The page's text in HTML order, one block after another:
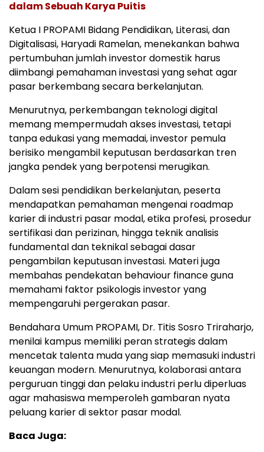
dalam Sebuah Karya Puitis
Ketua I PROPAMI Bidang Pendidikan, Literasi, dan
Digitalisasi, Haryadi Ramelan, menekankan bahwa
pertumbuhan jumlah investor domestik harus
diimbangi pemahaman investasi yang sehat agar
pasar berkembang secara berkelanjutan.
Menurutnya, perkembangan teknologi digital
memang mempermudah akses investasi, tetapi
tanpa edukasi yang memadai, investor pemula
berisiko mengambil keputusan berdasarkan tren
jangka pendek yang berpotensi merugikan.
Dalam sesi pendidikan berkelanjutan, peserta
mendapatkan pemahaman mengenai roadmap
karier di industri pasar modal, etika profesi, prosedur
sertifikasi dan perizinan, hingga teknik analisis
fundamental dan teknikal sebagai dasar
pengambilan keputusan investasi. Materi juga
membahas pendekatan behaviour finance guna
memahami faktor psikologis investor yang
mempengaruhi pergerakan pasar.
Bendahara Umum PROPAMI, Dr. Titis Sosro Triraharjo,
menilai kampus memiliki peran strategis dalam
mencetak talenta muda yang siap memasuki industri
keuangan modern. Menurutnya, kolaborasi antara
perguruan tinggi dan pelaku industri perlu diperluas
agar mahasiswa memperoleh gambaran nyata
peluang karier di sektor pasar modal.
Baca Juga: